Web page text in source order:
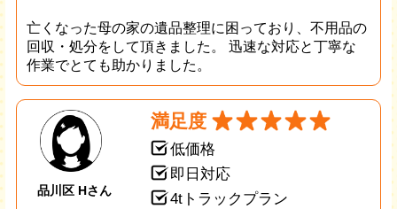
亡くなった母の家の遺品整理に困っており、不用品の
回収・処分をして頂きました。 迅速な対応と丁寧な
作業でとても助かりました。
品川区 Hさん
満足度
低価格
即日対応
4tトラックプラン